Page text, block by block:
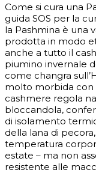
Come si cura una
guida SOS per la
la Pashmina è una
prodotta in modo
anche a tutto il
piumino invernale
come changra
molto morbida con
cashmere regola
bloccandola,
di isolamento
della lana di
temperatura
estate – ma non
resistente alle